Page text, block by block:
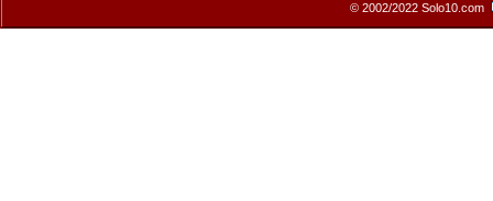
© 2002/2022 Solo10.com